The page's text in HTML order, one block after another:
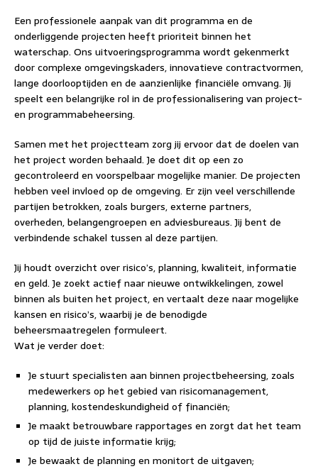
Een professionele aanpak van dit programma en de
onderliggende projecten heeft prioriteit binnen het
waterschap. Ons uitvoeringsprogramma wordt gekenmerkt
door complexe omgevingskaders, innovatieve contractvormen,
lange doorlooptijden en de aanzienlijke financiële omvang. Jij
speelt een belangrijke rol in de professionalisering van project-
en programmabeheersing.
Samen met het projectteam zorg jij ervoor dat de doelen van
het project worden behaald. Je doet dit op een zo
gecontroleerd en voorspelbaar mogelijke manier. De projecten
hebben veel invloed op de omgeving. Er zijn veel verschillende
partijen betrokken, zoals burgers, externe partners,
overheden, belangengroepen en adviesbureaus. Jij bent de
verbindende schakel tussen al deze partijen.
Jij houdt overzicht over risico’s, planning, kwaliteit, informatie
en geld. Je zoekt actief naar nieuwe ontwikkelingen, zowel
binnen als buiten het project, en vertaalt deze naar mogelijke
kansen en risico’s, waarbij je de benodigde
beheersmaatregelen formuleert.
Wat je verder doet:
Je stuurt specialisten aan binnen projectbeheersing, zoals
medewerkers op het gebied van risicomanagement,
planning, kostendeskundigheid of financiën;
Je maakt betrouwbare rapportages en zorgt dat het team
op tijd de juiste informatie krijg;
Je bewaakt de planning en monitort de uitgaven;